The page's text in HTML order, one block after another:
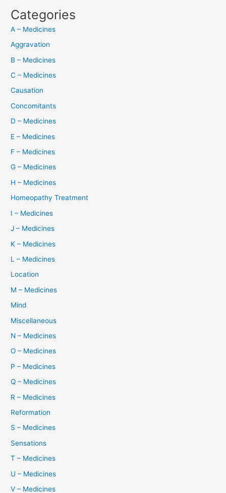
Categories
A – Medicines
Aggravation
B – Medicines
C – Medicines
Causation
Concomitants
D – Medicines
E – Medicines
F – Medicines
G – Medicines
H – Medicines
Homeopathy Treatment
I – Medicines
J – Medicines
K – Medicines
L – Medicines
Location
M – Medicines
Mind
Miscellaneous
N – Medicines
O – Medicines
P – Medicines
Q – Medicines
R – Medicines
Reformation
S – Medicines
Sensations
T – Medicines
U – Medicines
V – Medicines